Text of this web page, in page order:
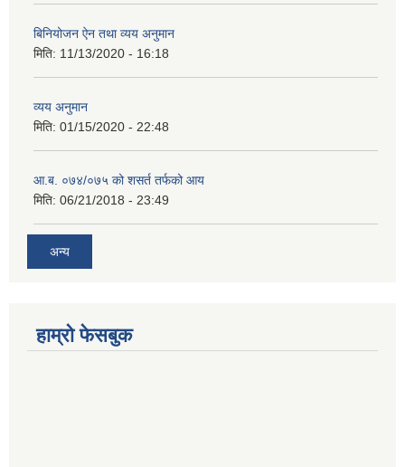
बिनियोजन ऐन तथा व्यय अनुमान
मिति: 11/13/2020 - 16:18
व्यय अनुमान
मिति: 01/15/2020 - 22:48
आ.ब. ०७४/०७५ को शसर्त तर्फको आय
मिति: 06/21/2018 - 23:49
अन्य
हाम्रो फेसबुक